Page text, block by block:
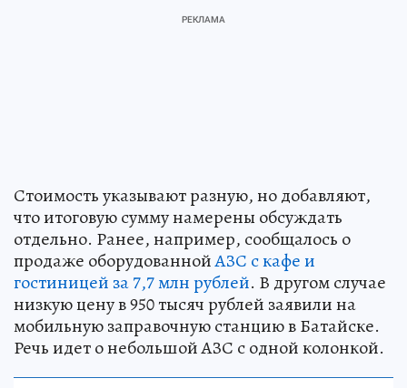
Стоимость указывают разную, но добавляют,
что итоговую сумму намерены обсуждать
отдельно. Ранее, например, сообщалось о
продаже оборудованнойАЗС с кафе и
гостиницей за 7,7 млн рублей. В другом случае
низкую цену в 950 тысяч рублей заявили на
мобильную заправочную станцию в Батайске.
Речь идет о небольшой АЗС с одной колонкой.